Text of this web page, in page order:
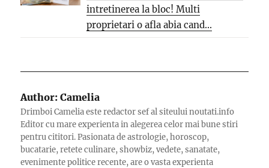
intretinerea la bloc! Multi
proprietari o afla abia cand...
Author: Camelia
Drimboi Camelia este redactor sef al siteului noutati.info
Editor cu mare experienta in alegerea celor mai bune stiri
pentru cititori. Pasionata de astrologie, horoscop,
bucatarie, retete culinare, showbiz, vedete, sanatate,
evenimente politice recente, are o vasta experienta